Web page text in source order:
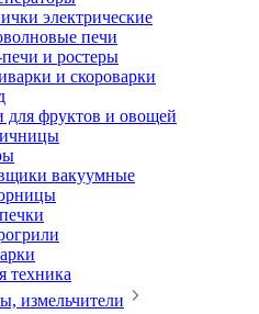
электрические
печи
и ростеры
и скороварки
фруктов и овощей
вакуумные
техника
измельчители